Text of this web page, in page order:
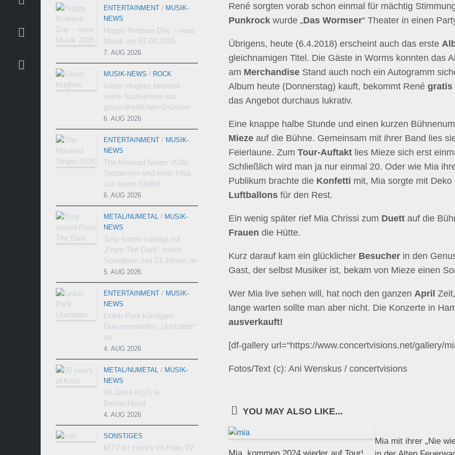
René sorgten vorab schon einmal für mächtig
Punkrock wurde „Das Wormser“ Theater in einen
Übrigens, heute (6.4.2018) erscheint auch das erste
gleichnamigen Titel. Die Gäste in Worms konnten das
am Merchandise Stand auch noch ein Autogramm
Album heute (Donnerstag) kauft, bekommt René gratis
das Angebot durchaus lukrativ.
Eine knappe halbe Stunde und einen kurzen
Mieze auf die Bühne. Gemeinsam mit ihrer Band lies
Feierlaune. Zum Tour-Auftakt lies Mieze sich erst
Schließlich wird man ja nur einmal 20. Oder wie Mia
Publikum brachte die Konfetti mit, Mia sorgte mit Deko
Luftballons für den Rest.
Ein wenig später rief Mia Chrissi zum Duett auf die
Frauen die Hütte.
Kurz darauf kam ein glücklicher Besucher in den
Gast, der selbst Musiker ist, bekam von Mieze einen
Wer Mia live sehen will, hat noch den ganzen April
lange warten sollte man aber nicht. Die Konzerte in
ausverkauft!
[df-gallery url=“https://www.concertvisions.net/gallery/
Fotos/Text (c): Ani Wenskus / concertvisions
YOU MAY ALSO LIKE...
Mia mit ihrer „Nie
ENTERTAINMENT / MUSIK-
NEWS
Happy Release Day – neue
Musik am 07.08.2026
7. AUG 2026
MUSIK-NEWS / ROCK
Glenn Hughes beendet
seine Tourkarriere aus
gesundheitlichen Gründen
6. AUG 2026
ENTERTAINMENT / MUSIK-
NEWS
The Masked Singer 2026:
Starttermin und erste Infos
zur neuen Staffel
6. AUG 2026
METAL/NUMETAL / MUSIK-
NEWS
Tony Iommi kündigt mit
„From The Dark“ erstes
Soloalbum seit 21 Jahren an
5. AUG 2026
ENTERTAINMENT / MUSIK-
NEWS
Linkin Park kündigen
Dokumentarfilm „Unshatter“
an
4. AUG 2026
METAL/NUMETAL / MUSIK-
NEWS
50 Jahre KISS in
Deutschland
4. AUG 2026
SONSTIGES
MTV ist zurück im Free-TV